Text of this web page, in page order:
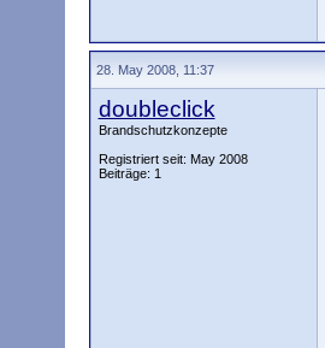
28. May 2008, 11:37
doubleclick
Brandschutzkonzepte
Registriert seit: May 2008
Beiträge: 1